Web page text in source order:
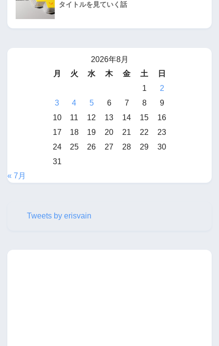
タイトルを見ていく話
2026年8月
月
火 水 木 金 土
日
1
2
3
4 5 6 7 8
9
10
11 12 13 14 15
16
17
18 19 20 21 22
23
24
25 26 27 28 29
30
31
« 7月
Tweets by erisvain